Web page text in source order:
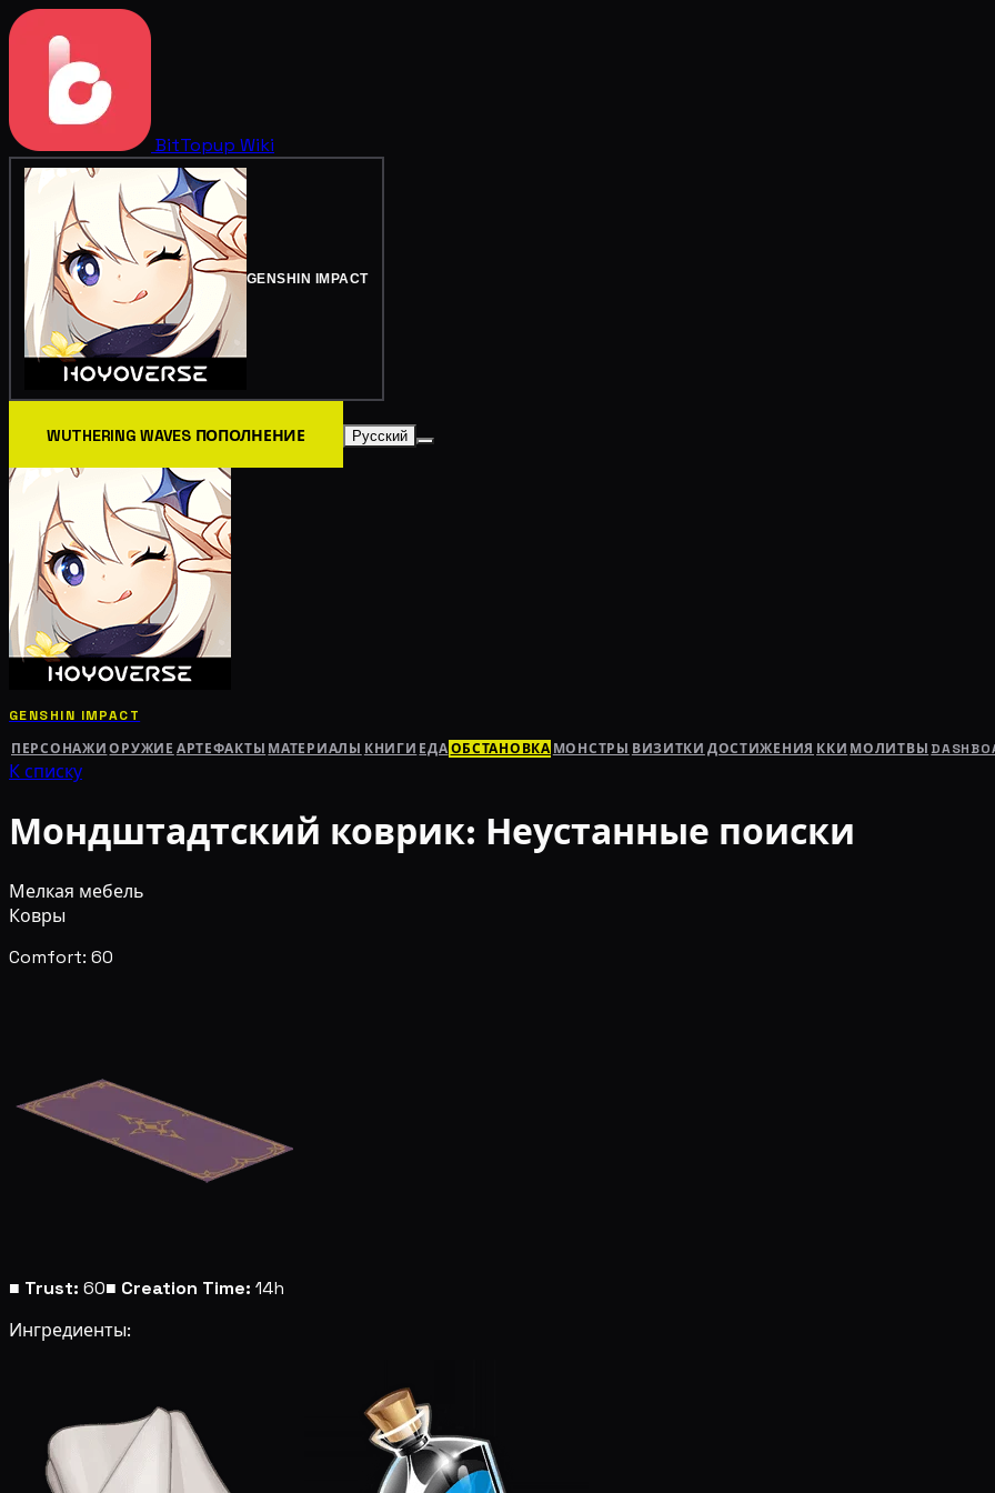
BitTopup Wiki
GENSHIN IMPACT
WUTHERING WAVES ПОПОЛНЕНИЕ Русский
GENSHIN IMPACT
ПЕРСОНАЖИ ОРУЖИЕ АРТЕФАКТЫ МАТЕРИАЛЫ КНИГИ ЕДАОБСТАНОВКА МОНСТРЫ ВИЗИТКИ ДОСТИЖЕНИЯ ККИ МОЛИТВЫ
К списку
Мондштадтский коврик: Неустанные поиски
Мелкая мебель
Ковры
Comfort: 60
■ Trust: 60■ Creation Time: 14h
Ингредиенты: